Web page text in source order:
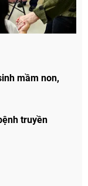
mầm non,
truyền